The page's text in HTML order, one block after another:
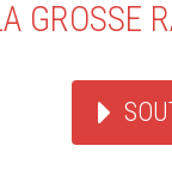
GROSSE